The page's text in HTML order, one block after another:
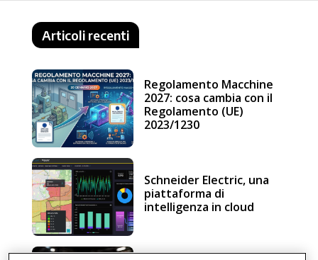
Articoli recenti
Regolamento Macchine
2027: cosa cambia con il
Regolamento (UE)
2023/1230
Schneider Electric, una
piattaforma di
intelligenza in cloud